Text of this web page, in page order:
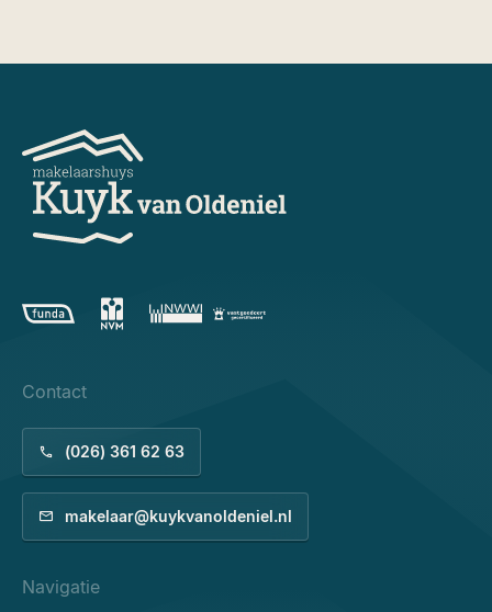
Contact
(026) 361 62 63
makelaar@kuykvanoldeniel.nl
Navigatie